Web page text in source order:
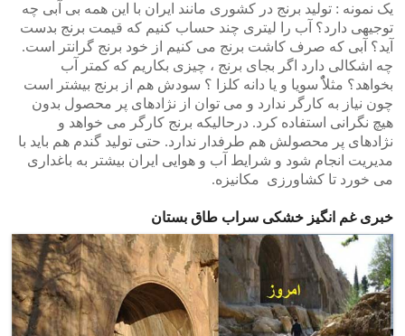
یک نمونه : تولید برنج در کشوری مانند ایران با این همه بی آبی چه
توجیهی دارد؟ آب را لیتری چند حساب کنیم که قیمت برنج بدست
آید؟ آبی که صرف کاشت برنج می کنیم از خود برنج گرانتر است.
چه اشکالی دارد اگر بجای برنج ، چیزی بکاریم که کمتر آب
بخواهد؟ مثلاًٌ سویا و یا دانه کلزا ؟ سودش هم از برنج بیشتر است
چون نیاز به کارگر ندارد و می توان از نژادهای پر محصول بدون
هیچ نگرانی استفاده کرد. درحالیکه برنج کارگر می خواهد و
نژادهای پر محصولش هم طرفدار ندارد. حتی تولید گندم هم باید با
مدیریت انجام شود و شرایط آب و هوایی ایران بیشتر به باغداری
می خورد تا کشاورزی مکانیزه.
خبری غم انگیز خشکی سراب طاق بستان